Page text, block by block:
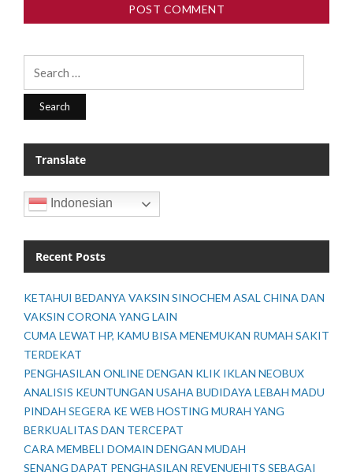
Translate
Indonesian
Recent Posts
KETAHUI BEDANYA VAKSIN SINOCHEM ASAL CHINA DAN
VAKSIN CORONA YANG LAIN
CUMA LEWAT HP, KAMU BISA MENEMUKAN RUMAH SAKIT
TERDEKAT
PENGHASILAN ONLINE DENGAN KLIK IKLAN NEOBUX
ANALISIS KEUNTUNGAN USAHA BUDIDAYA LEBAH MADU
PINDAH SEGERA KE WEB HOSTING MURAH YANG
BERKUALITAS DAN TERCEPAT
CARA MEMBELI DOMAIN DENGAN MUDAH
SENANG DAPAT PENGHASILAN REVENUEHITS SEBAGAI